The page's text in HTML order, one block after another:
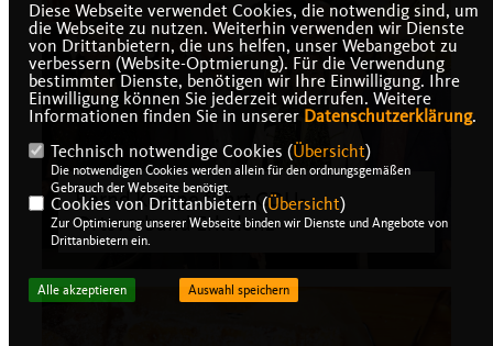
Bernd Kempe führt CDU-
Ortsverband Erkelenz
>
Diese Webseite verwendet Cookies, die notwendig sind, um
die Webseite zu nutzen. Weiterhin verwenden wir Dienste
von Drittanbietern, die uns helfen, unser Webangebot zu
verbessern (Website-Optmierung). Für die Verwendung
bestimmter Dienste, benötigen wir Ihre Einwilligung. Ihre
Einwilligung können Sie jederzeit widerrufen. Weitere
Informationen finden Sie in unserer Datenschutzerklärung.
Technisch notwendige Cookies (Übersicht)
Die notwendigen Cookies werden allein für den ordnungsgemäßen
Gebrauch der Webseite benötigt.
Cookies von Drittanbietern (Übersicht)
Zur Optimierung unserer Webseite binden wir Dienste und Angebote von
Drittanbietern ein.
Alle akzeptieren Auswahl speichern